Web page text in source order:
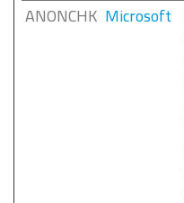
ANONCHK Microsoft